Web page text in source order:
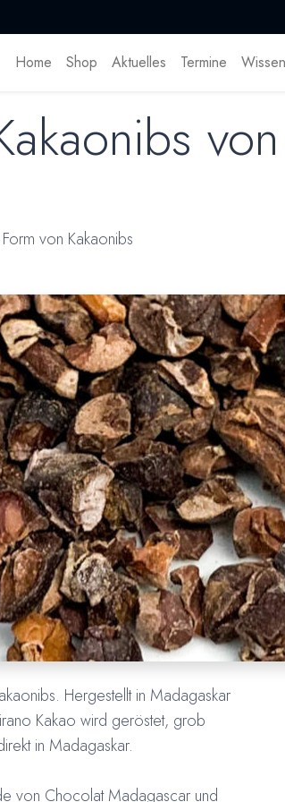
Home Shop Aktuelles Termine Wissen
von Kakaonibs
Hergestellt in Madagaskar
Kakao wird geröstet, grob
in Madagaskar.
von Chocolat Madagascar und